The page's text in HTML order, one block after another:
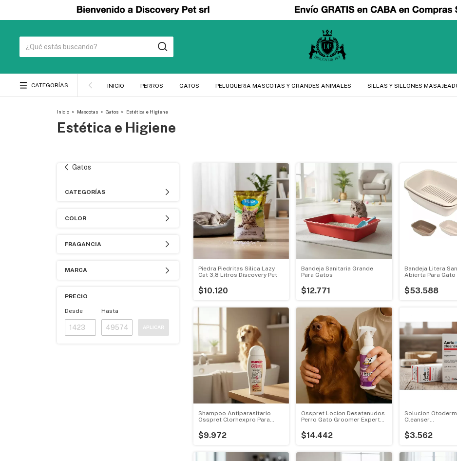
CATEGORÍAS INICIO PERROS GATOS PELUQUERIA MASCOTAS Y GRANDES ANIMALES SILLAS Y SILLONES
Inicio > Mascotas > Gatos > Estética e Higiene
Estética e Higiene
Gatos
CATEGORÍAS
COLOR
FRAGANCIA
MARCA
PRECIO
Desde Hasta
APLICAR
Piedra Piedritas Silica Lazy
Cat 3,8 Litros Discovery Pet
$10.120
Bandeja Sanitaria Grande
Para Gatos
$12.771
Bandeja Litera
Abierta Para Gato
$53.588
Shampoo Antiparasitario
Osspret Clorhexpro Para
$9.972
Osspret Locion Desatanudos
Perro Gato Groomer Expert
$14.442
Solucion
Cleanser
$3.562